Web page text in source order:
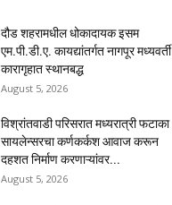
दौड शहरामधील धोकादायक इसम
एम.पी.डी.ए. कायद्यांतर्गत नागपूर मध्यवर्ती
कारागृहात स्थानबद्ध
August 5, 2026
विश्रांतवाडी परिसरात मध्यरात्री फटाका
सायलेन्सरचा कर्णकर्कश आवाज करून
दहशत निर्माण करणाऱ्यांवर...
August 5, 2026